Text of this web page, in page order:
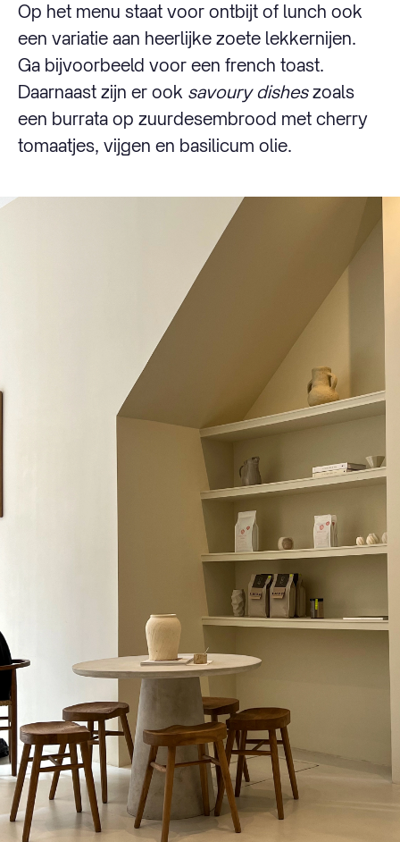
Op het menu staat voor ontbijt of lunch ook
een variatie aan heerlijke zoete lekkernijen.
Ga bijvoorbeeld voor een french toast.
Daarnaast zijn er ook savoury disheszoals
een burrata op zuurdesembrood met cherry
tomaatjes, vijgen en basilicum olie.